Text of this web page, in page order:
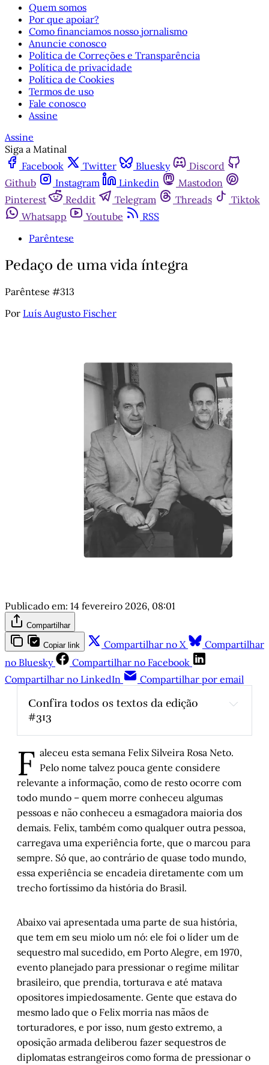
Quem somos
Por que apoiar?
Como financiamos nosso jornalismo
Anuncie conosco
Política de Correções e Transparência
Política de privacidade
Política de Cookies
Termos de uso
Fale conosco
Assine
Assine
Siga a Matinal
Facebook
Twitter Bluesky
Discord
Github
Instagram Linkedin
Mastodon
Pinterest
Reddit Telegram Threads
Tiktok
Whatsapp
Youtube
RSS
Parêntese
Pedaço de uma vida íntegra
Parêntese #313
Por Luís Augusto Fischer
Publicado em: 14 fevereiro 2026, 08:01
Compartilhar
Copiar link Compartilhar no X
Compartilhar
no Bluesky
Compartilhar no Facebook
Compartilhar no LinkedIn
Compartilhar por email
Confira todos os textos da edição
#313
Nem toda mistura é boa
Geração Z não gosta de carnaval?
“Ó, abre alas, que eu quero passar”: Dyrson
Cattani
Estória enviesada
Entre casa e marido
Histórias de Autógrafos: Michael Ruse em
Levando Darwin a sério
O “avô” dos estudos do livro e da edição no Brasil
A medida das coisas humanas: Capítulo III
1903: A morte de Barros Cassal, memória e
esquecimentos
F aleceu esta semana Felix Silveira Rosa Neto.
Pelo nome talvez pouca gente considere
relevante a informação, como de resto ocorre com
todo mundo – quem morre conheceu algumas
pessoas e não conheceu a esmagadora maioria dos
demais. Felix, também como qualquer outra pessoa,
carregava uma experiência forte, que o marcou para
sempre. Só que, ao contrário de quase todo mundo,
essa experiência se encadeia diretamente com um
trecho fortíssimo da história do Brasil.
Abaixo vai apresentada uma parte de sua história,
que tem em seu miolo um nó: ele foi o líder um de
sequestro mal sucedido, em Porto Alegre, em 1970,
evento planejado para pressionar o regime militar
brasileiro, que prendia, torturava e até matava
opositores impiedosamente. Gente que estava do
mesmo lado que o Felix morria nas mãos de
torturadores, e por isso, num gesto extremo, a
oposição armada deliberou fazer sequestros de
diplomatas estrangeiros como forma de pressionar o